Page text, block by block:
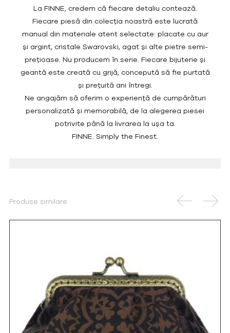
La FINNE, credem că fiecare detaliu contează.
Fiecare piesă din colecția noastră este lucrată
manual din materiale atent selectate: placate cu aur
și argint, cristale Swarovski, agat și alte pietre semi-
prețioase. Nu producem în serie. Fiecare bijuterie și
geantă este creată cu grijă, concepută să fie purtată
și prețuită ani întregi.
Ne angajăm să oferim o experiență de cumpărături
personalizată și memorabilă, de la alegerea piesei
potrivite până la livrarea la ușa ta.
FINNE. Simply the Finest.
Produse similare